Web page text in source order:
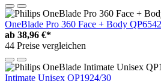
OneBlade Pro 360 Face + Body
ab 38,96 €*
44 Preise vergleichen
Intimate Unisex QP1924/30